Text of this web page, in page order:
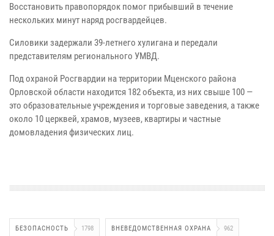
Восстановить правопорядок помог прибывший в течение
нескольких минут наряд росгвардейцев.
Силовики задержали 39-летнего хулигана и передали
представителям регионального УМВД.
Под охраной Росгвардии на территории Мценского района
Орловской области находится 182 объекта, из них свыше 100 —
это образовательные учреждения и торговые заведения, а также
около 10 церквей, храмов, музеев, квартиры и частные
домовладения физических лиц.
БЕЗОПАСНОСТЬ 1798 ВНЕВЕДОМСТВЕННАЯ ОХРАНА 962